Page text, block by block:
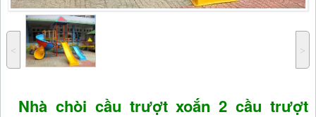
˂ ˃
Nhà chòi cầu trượt xoắn 2 cầu trượt